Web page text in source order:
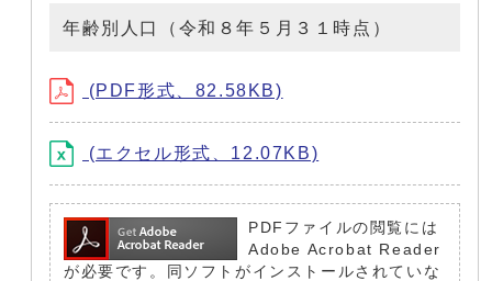
年齢別人口（令和８年５月３１時点）
(PDF形式、82.58KB)
(エクセル形式、12.07KB)
PDFファイルの閲覧には
Adobe Acrobat Reader
が必要です。同ソフトがインストールされていな